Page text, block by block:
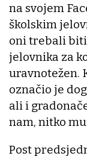
na svojem
školskim
oni trebali
jelovnika za
uravnotežen.
označio je
ali i
nam, nitko
Post